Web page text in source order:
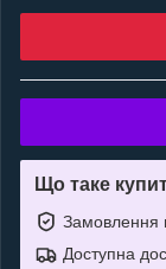
Що таке
Замовлення
Доступна